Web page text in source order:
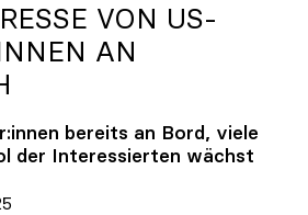
VON US-
AN
bereits an Bord, viele
der Interessierten wächst